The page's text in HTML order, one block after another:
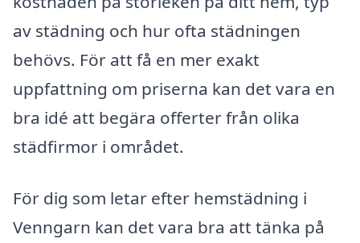
av städning och hur ofta städningen
behövs. För att få en mer exakt
uppfattning om priserna kan det vara en
bra idé att begära offerter från olika
städfirmor i området.
För dig som letar efter hemstädning i
Venngarn kan det vara bra att tänka på